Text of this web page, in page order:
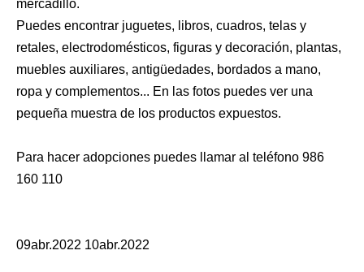
mercadillo.
Puedes encontrar juguetes, libros, cuadros, telas y
retales, electrodomésticos, figuras y decoración, plantas,
muebles auxiliares, antigüedades, bordados a mano,
ropa y complementos... En las fotos puedes ver una
pequeña muestra de los productos expuestos.
Para hacer adopciones puedes llamar al teléfono 986
160 110
09abr.2022 10abr.2022